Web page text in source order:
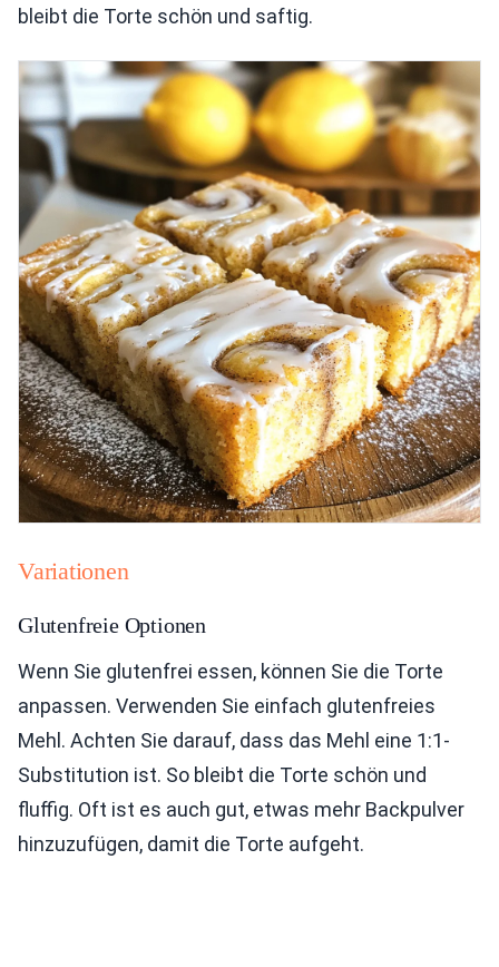
bleibt die Torte schön und saftig.
Variationen
Glutenfreie Optionen
Wenn Sie glutenfrei essen, können Sie die Torte
anpassen. Verwenden Sie einfach glutenfreies
Mehl. Achten Sie darauf, dass das Mehl eine 1:1-
Substitution ist. So bleibt die Torte schön und
fluffig. Oft ist es auch gut, etwas mehr Backpulver
hinzuzufügen, damit die Torte aufgeht.